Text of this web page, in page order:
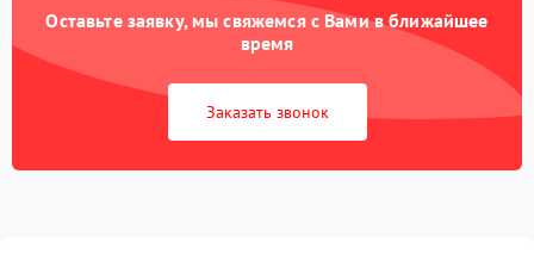
Оставьте заявку, мы свяжемся с Вами в ближайшее
время
Заказать звонок